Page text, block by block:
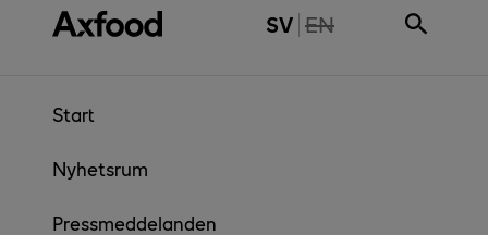
Gå direkt till innehåll SV THE PAGE IS NOT
EN
Start
Nyhetsrum
Pressmeddelanden